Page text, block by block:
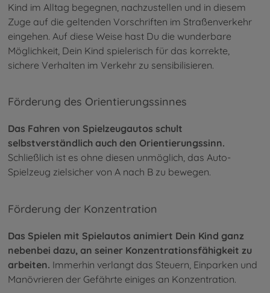
Kind im Alltag begegnen, nachzustellen und in diesem
Zuge auf die geltenden Vorschriften im Straßenverkehr
eingehen. Auf diese Weise hast Du die wunderbare
Möglichkeit, Dein Kind spielerisch für das korrekte,
sichere Verhalten im Verkehr zu sensibilisieren.
Förderung des Orientierungssinnes
Das Fahren von Spielzeugautos schult
selbstverständlich auch den Orientierungssinn.
Schließlich ist es ohne diesen unmöglich, das Auto-
Spielzeug zielsicher von A nach B zu bewegen.
Förderung der Konzentration
Das Spielen mit Spielautos animiert Dein Kind ganz
nebenbei dazu, an seiner Konzentrationsfähigkeit zu
arbeiten. Immerhin verlangt das Steuern, Einparken und
Manövrieren der Gefährte einiges an Konzentration.